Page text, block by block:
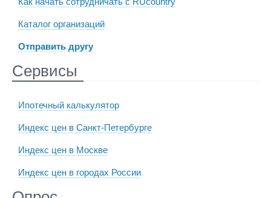
Каталог организаций
Отправить другу
Сервисы
Ипотечный калькулятор
Индекс цен в Санкт-Петербурге
Индекс цен в Москве
Индекс цен в городах России